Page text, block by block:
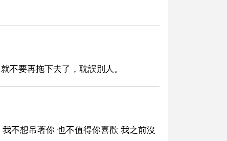
不要再拖下去了，耽誤別人。
不想吊著你 也不值得你喜歡 我之前沒